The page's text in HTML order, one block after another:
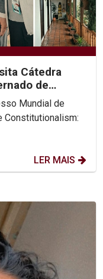
Cátedra
de
Mundial de
Constitutionalism:
LER MAIS